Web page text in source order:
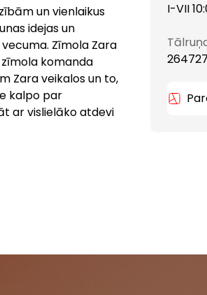
un vienlaikus
idejas un
Zīmola Zara
komanda
Zara veikalos un to,
kalpo par
ar vislielāko atdevi
I-VII